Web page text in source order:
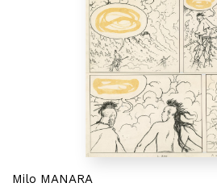
Milo MANARA